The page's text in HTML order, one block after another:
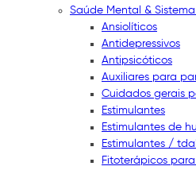
Saúde Mental &
Ansiolíticos
Antidepressivos
Antipsicóticos
Auxiliares para
Cuidados gerais
Estimulantes
Estimulantes de
Estimulantes /
Fitoterápicos